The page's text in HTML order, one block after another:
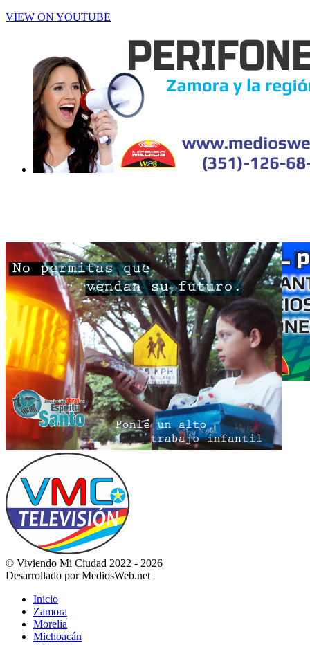
VIEW ON YOUTUBE
© Viviendo Mi Ciudad 2022 - 2026
Desarrollado por MediosWeb.net
Inicio
Zamora
Morelia
Michoacán